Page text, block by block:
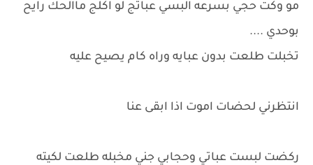
مو وكت حجي بسرعه البسي عباتج لو اكلج ماالحك رايح
بوحدي ....
تخبلت طلعت بدون عبايه وراه كام يصيح عليه
انتظرني لحضات اموت اذا ابقى عنا
ركضت لبست عباتي وحجابي جني مخبله طلعت لكيته